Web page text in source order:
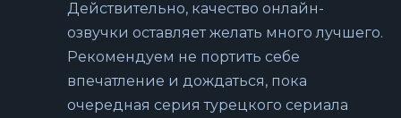
Действительно, качество онлайн-
озвучки оставляет желать много лучшего.
Рекомендуем не портить себе
впечатление и дождаться, пока
очередная серия турецкого сериала